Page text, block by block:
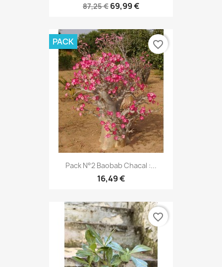
87,25 € 69,99 €
Pack N°2 Baobab Chacal :...
16,49 €
PACK favorite_border
favorite_border